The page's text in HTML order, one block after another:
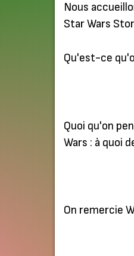
Nous
Star Wars
Qu'est-ce
Quoi qu'on
Wars : à quoi
On remercie